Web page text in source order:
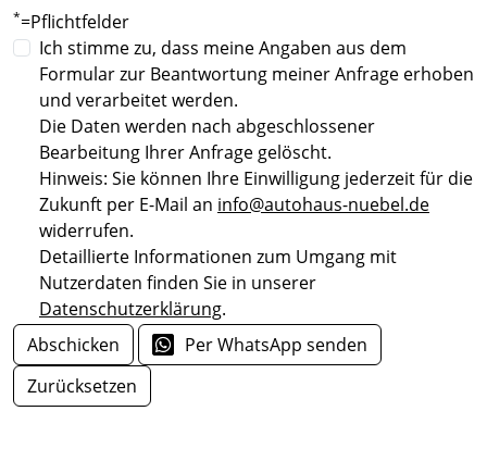
*=Pflichtfelder
Ich stimme zu, dass meine Angaben aus dem
Formular zur Beantwortung meiner Anfrage erhoben
und verarbeitet werden.
Die Daten werden nach abgeschlossener
Bearbeitung Ihrer Anfrage gelöscht.
Hinweis: Sie können Ihre Einwilligung jederzeit für die
Zukunft per E-Mail an info@autohaus-nuebel.de
widerrufen.
Detaillierte Informationen zum Umgang mit
Nutzerdaten finden Sie in unserer
Datenschutzerklärung.
Abschicken
Per WhatsApp senden
Zurücksetzen